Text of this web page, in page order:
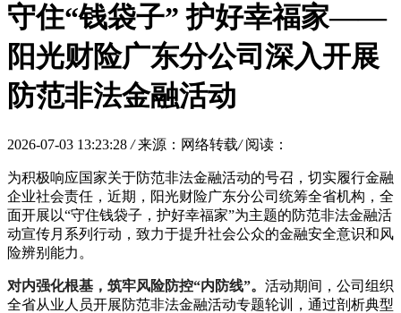
守住“钱袋子” 护好幸福家——
阳光财险广东分公司深入开展
防范非法金融活动
2026-07-03 13:23:28 / 来源：网络转载/ 阅读：
为积极响应国家关于防范非法金融活动的号召，切实履行金融
企业社会责任，近期，阳光财险广东分公司统筹全省机构，全
面开展以“守住钱袋子，护好幸福家”为主题的防范非法金融活
动宣传月系列行动，致力于提升社会公众的金融安全意识和风
险辨别能力。
对内强化根基，筑牢风险防控“内防线”。 活动期间，公司组织
全省从业人员开展防范非法金融活动专题轮训，通过剖析典型